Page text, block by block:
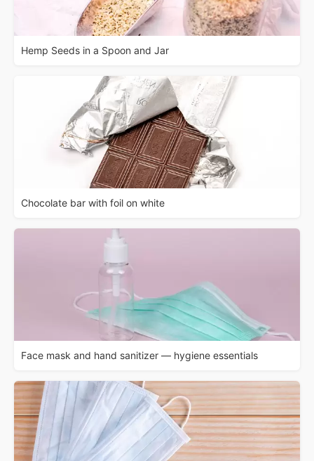
Hemp Seeds in a Spoon and Jar
Chocolate bar with foil on white
Face mask and hand sanitizer — hygiene essentials